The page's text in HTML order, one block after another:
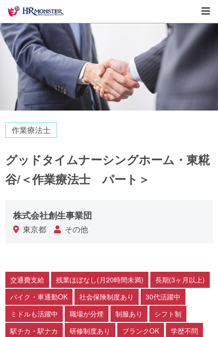
作業療法士
グッドタイムナーシングホーム・東糀
谷/＜作業療法士 パート＞
株式会社創生事業団
東京都 その他
交通費支給 残業ほぼなし(月20時間未満)
長期(3ヶ月以上)
バイク・車通勤OK
社会保険制度あり
30代活躍中
ミドルも活躍中
職場が分煙 制服あり
シフト制
駅チカ・駅ナカ
研修制度あり ブランクOK
学歴不問